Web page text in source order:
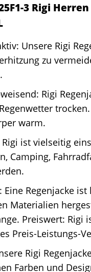
3 Rigi
Unsere Rigi
zu
Rigi
warm.
ist vielseitig
Camping,
Eine Regenjacke
Materialien
Preiswert:
Preis-Leistungs-
Rigi
Farben und